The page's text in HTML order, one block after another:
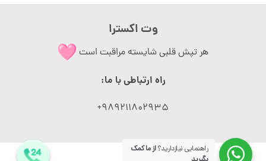
وت اکسترا
هر تپش قلبی شایسته مراقبت است
راه ارتباطی با ما:
989211802935+
راهنمایی نیازدارید؟از ما کمک